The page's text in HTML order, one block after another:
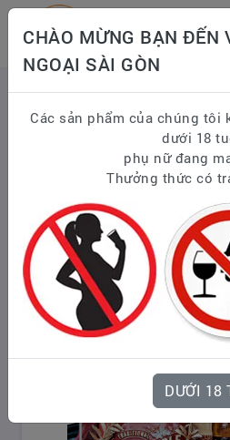
Trang chủ
RƯỢU & QUÀ
Giỏ quà Tết 2026
GIỎ QUÀ TẾT BÁNH KEỌ
RƯỢU NGOẠI SG
CHÀO MỪNG BẠN ĐẾN
NGOẠI SÀI GÒN
Các sản phẩm của chúng tôi
dưới 18
phụ nữ đang
Thưởng thức có
DƯỚI 18